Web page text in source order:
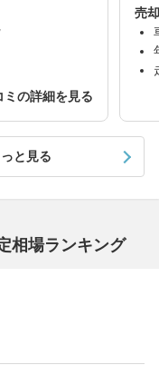
ミの詳細を見る
売
と見る
相場ランキング